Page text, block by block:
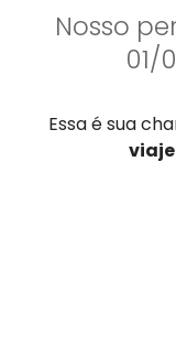
Nosso
01/
Essa é sua